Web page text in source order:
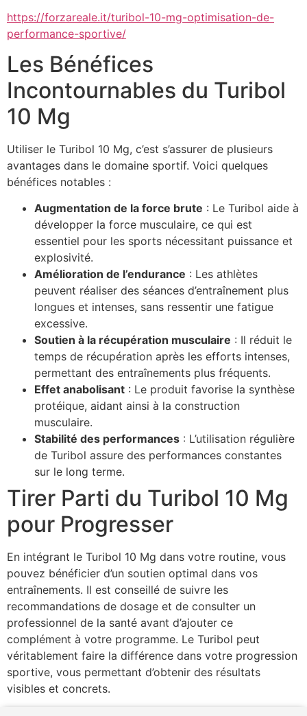
https://forzareale.it/turibol-10-mg-optimisation-de-
performance-sportive/
Les Bénéfices
Incontournables du Turibol
10 Mg
Utiliser le Turibol 10 Mg, c’est s’assurer de plusieurs
avantages dans le domaine sportif. Voici quelques
bénéfices notables :
Augmentation de la force brute : Le Turibol aide à
développer la force musculaire, ce qui est
essentiel pour les sports nécessitant puissance et
explosivité.
Amélioration de l’endurance : Les athlètes
peuvent réaliser des séances d’entraînement plus
longues et intenses, sans ressentir une fatigue
excessive.
Soutien à la récupération musculaire : Il réduit le
temps de récupération après les efforts intenses,
permettant des entraînements plus fréquents.
Effet anabolisant : Le produit favorise la synthèse
protéique, aidant ainsi à la construction
musculaire.
Stabilité des performances : L’utilisation régulière
de Turibol assure des performances constantes
sur le long terme.
Tirer Parti du Turibol 10 Mg
pour Progresser
En intégrant le Turibol 10 Mg dans votre routine, vous
pouvez bénéficier d’un soutien optimal dans vos
entraînements. Il est conseillé de suivre les
recommandations de dosage et de consulter un
professionnel de la santé avant d’ajouter ce
complément à votre programme. Le Turibol peut
véritablement faire la différence dans votre progression
sportive, vous permettant d’obtenir des résultats
visibles et concrets.